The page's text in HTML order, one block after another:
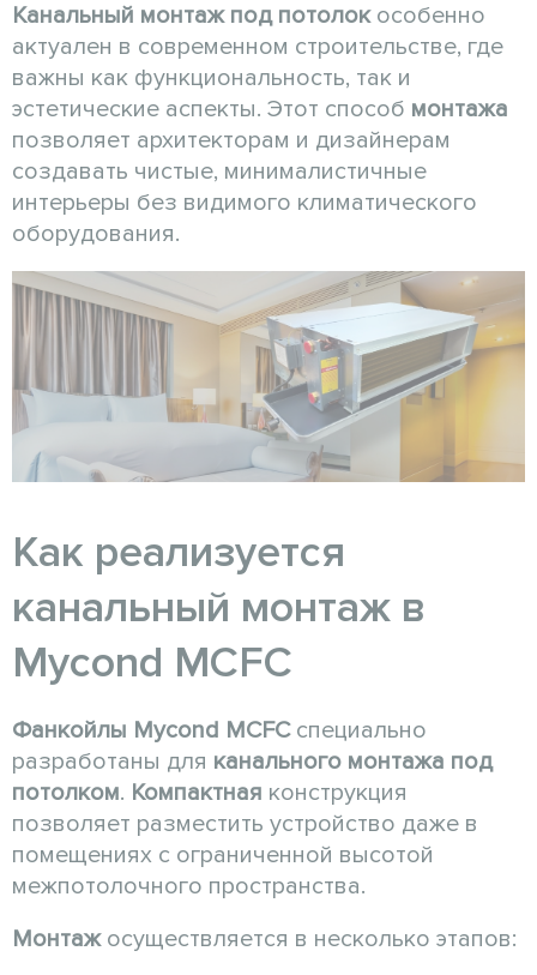
Канальный монтаж под потолокособенно
актуален в современном строительстве, где
важны как функциональность, так и
эстетические аспекты. Этот способ монтажа
позволяет архитекторам и дизайнерам
создавать чистые, минималистичные
интерьеры без видимого климатического
оборудования.
Как реализуется
канальный монтаж в
Mycond MCFC
Фанкойлы Mycond MCFCспециально
разработаны для канального монтажа под
потолком. Компактная конструкция
позволяет разместить устройство даже в
помещениях с ограниченной высотой
межпотолочного пространства.
Монтажосуществляется в несколько этапов: